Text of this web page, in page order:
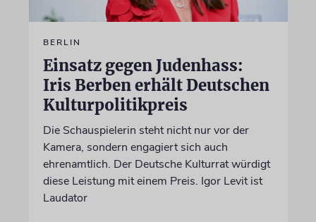
BERLIN
Einsatz gegen Judenhass:
Iris Berben erhält Deutschen
Kulturpolitikpreis
Die Schauspielerin steht nicht nur vor der
Kamera, sondern engagiert sich auch
ehrenamtlich. Der Deutsche Kulturrat würdigt
diese Leistung mit einem Preis. Igor Levit ist
Laudator